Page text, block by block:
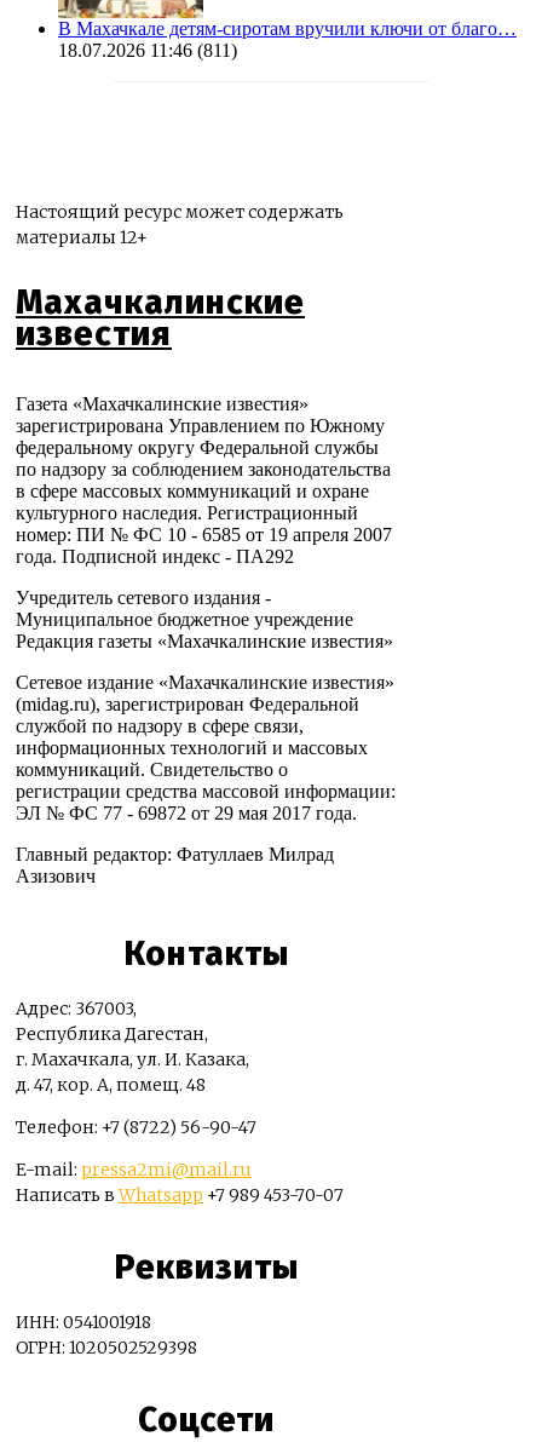
В Махачкале детям-сиротам вручили ключи от благо…
18.07.2026 11:46 (811)
Настоящий ресурс может содержать
материалы 12+
Махачкалинские
известия
Газета «Махачкалинские известия»
зарегистрирована Управлением по Южному
федеральному округу Федеральной службы
по надзору за соблюдением законодательства
в сфере массовых коммуникаций и охране
культурного наследия. Регистрационный
номер: ПИ № ФС 10 - 6585 от 19 апреля 2007
года. Подписной индекс - ПА292
Учредитель сетевого издания -
Муниципальное бюджетное учреждение
Редакция газеты «Махачкалинские известия»
Сетевое издание «Махачкалинские известия»
(midag.ru), зарегистрирован Федеральной
службой по надзору в сфере связи,
информационных технологий и массовых
коммуникаций. Свидетельство о
регистрации средства массовой информации:
ЭЛ № ФС 77 - 69872 от 29 мая 2017 года.
Главный редактор: Фатуллаев Милрад
Азизович
Контакты
Адрес: 367003,
Республика Дагестан,
г. Махачкала, ул. И. Казака,
д. 47, кор. А, помещ. 48
Телефон: +7 (8722) 56-90-47
E-mail: pressa2mi@mail.ru
Написать вWhatsapp +7 989 453-70-07
Реквизиты
ИНН: 0541001918
ОГРН: 1020502529398
Соцсети